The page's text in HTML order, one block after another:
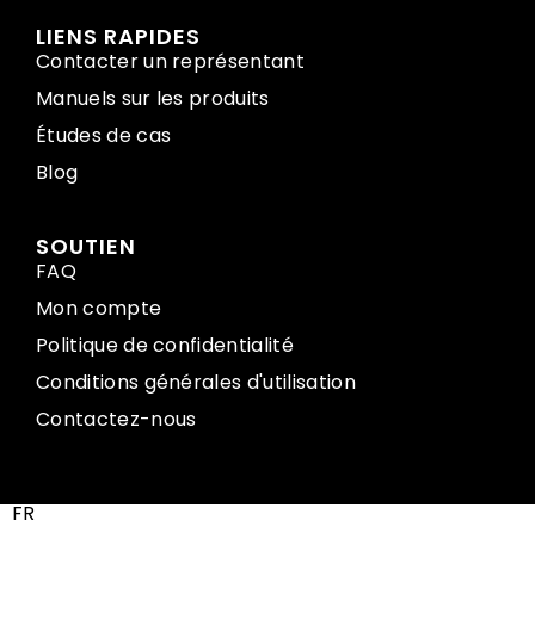
LIENS RAPIDES
Contacter un représentant
Manuels sur les produits
Études de cas
Blog
SOUTIEN
FAQ
Mon compte
Politique de confidentialité
Conditions générales d'utilisation
Contactez-nous
FR